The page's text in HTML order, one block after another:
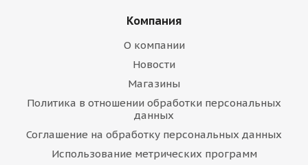
Компания
О компании
Новости
Магазины
Политика в отношении обработки персональных
данных
Соглашение на обработку персональных данных
Использование метрических программ